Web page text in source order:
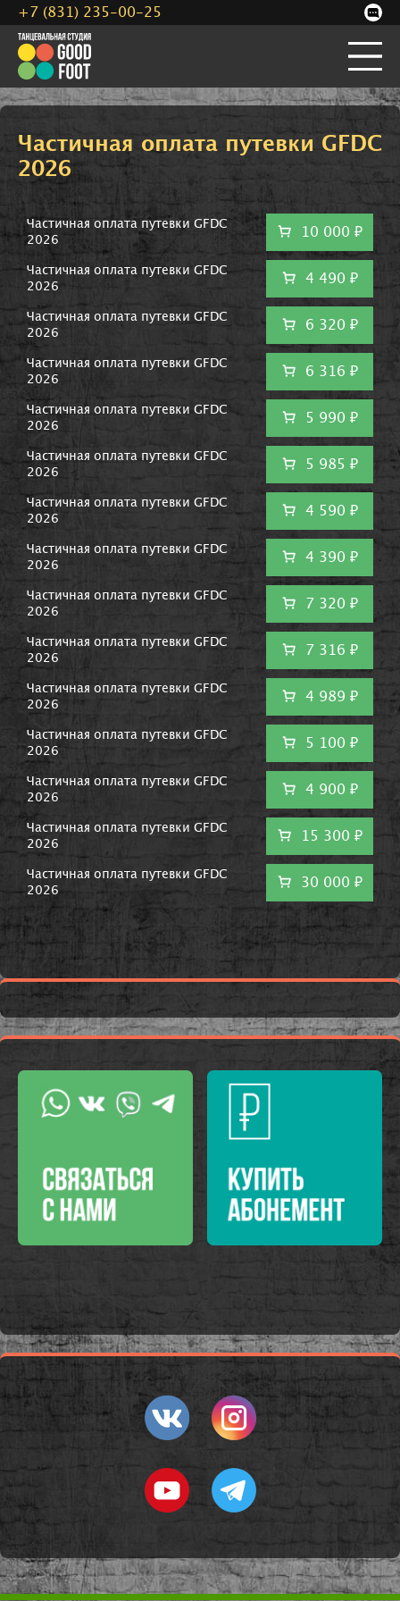
Частичная оплата путевки GFDC
2026
Частичная оплата путевки GFDC
2026
10 000 ₽
Частичная оплата путевки GFDC
2026
4 490 ₽
Частичная оплата путевки GFDC
2026
6 320 ₽
Частичная оплата путевки GFDC
2026
6 316 ₽
Частичная оплата путевки GFDC
2026
5 990 ₽
Частичная оплата путевки GFDC
2026
5 985 ₽
Частичная оплата путевки GFDC
2026
4 590 ₽
Частичная оплата путевки GFDC
2026
4 390 ₽
Частичная оплата путевки GFDC
2026
7 320 ₽
Частичная оплата путевки GFDC
2026
7 316 ₽
Частичная оплата путевки GFDC
2026
4 989 ₽
Частичная оплата путевки GFDC
2026
5 100 ₽
Частичная оплата путевки GFDC
2026
4 900 ₽
Частичная оплата путевки GFDC
2026
15 300 ₽
Частичная оплата путевки GFDC
2026
30 000 ₽
+7 (831) 235-00-25